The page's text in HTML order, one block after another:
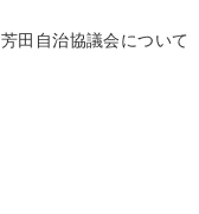
芳田自治協議会について